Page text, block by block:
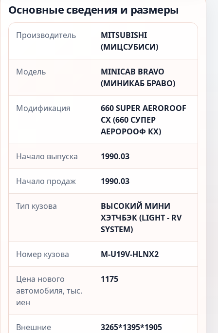
Основные сведения и размеры
Производитель
MITSUBISHI
(МИЦСУБИСИ)
Модель
MINICAB BRAVO
(МИНИКАБ БРАВО)
Модификация
660 SUPER AEROROOF
CX (660 СУПЕР
АЕРОРООФ КX)
Начало выпуска 1990.03
Начало продаж 1990.03
Тип кузова
ВЫСОКИЙ МИНИ
ХЭТЧБЭК (LIGHT - RV
SYSTEM)
Номер кузова M-U19V-HLNX2
Цена нового
автомобиля, тыс.
иен
1175
Внешние
3265*1395*1905